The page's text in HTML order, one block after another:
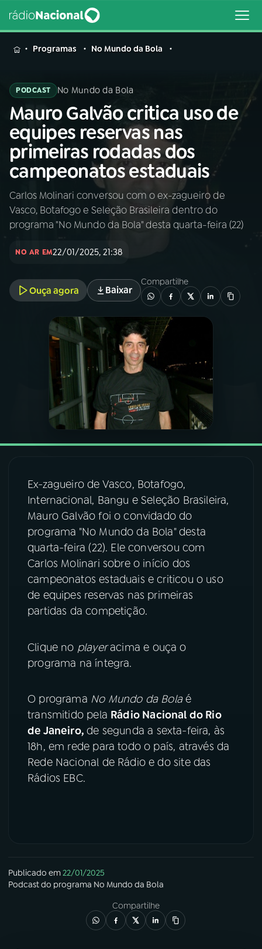
MENU
Buscar
na
Rádio
Nacional
Buscar
AO VIVO
01INÍCIO
02A RÁDIO
03PROGRAMAÇÃO
PROGRAMAS
PODCASTS
VIDEOCASTS
07ÚLTIMAS
08FESTIVAL DE MÚSICA
ACOMPANHE A RÁDIO NACIONAL
YouTube Facebook
Instagram X
TikTok
Programas No Mundo da Bola
PODCAST No Mundo da Bola
Mauro Galvão critica uso de
equipes reservas nas
primeiras rodadas dos
campeonatos estaduais
Carlos Molinari conversou com o ex-zagueiro de
Vasco, Botafogo e Seleção Brasileira dentro do
programa "No Mundo da Bola" desta quarta-feira (22)
NO AR EM22/01/2025, 21:38
Ouça agora Baixar
Compartilhe
Ex-zagueiro de Vasco, Botafogo,
Internacional, Bangu e Seleção Brasileira,
Mauro Galvão foi o convidado do
programa "No Mundo da Bola" desta
quarta-feira (22). Ele conversou com
Carlos Molinari sobre o início dos
campeonatos estaduais e criticou o uso
de equipes reservas nas primeiras
partidas da competição.
Clique no playeracima e ouça o
programa na íntegra.
O programa No Mundo da Bolaé
transmitido pela Rádio Nacional do Rio
de Janeiro,de segunda a sexta-feira, às
18h, em rede para todo o país, através da
Rede Nacional de Rádio e do site das
Rádios EBC.
Publicado em22/01/2025
Podcastdo programa No Mundo da Bola
Compartilhe